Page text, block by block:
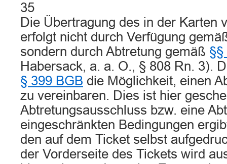
35
Die Übertragung des in der Karten
erfolgt nicht durch Verfügung
sondern durch Abtretung gemäß §§
Habersack, a. a. O., § 808 Rn. 3).
§ 399 BGB die Möglichkeit, einen
zu vereinbaren. Dies ist hier
Abtretungsausschluss bzw. eine
eingeschränkten Bedingungen
den auf dem Ticket selbst
der Vorderseite des Tickets wird